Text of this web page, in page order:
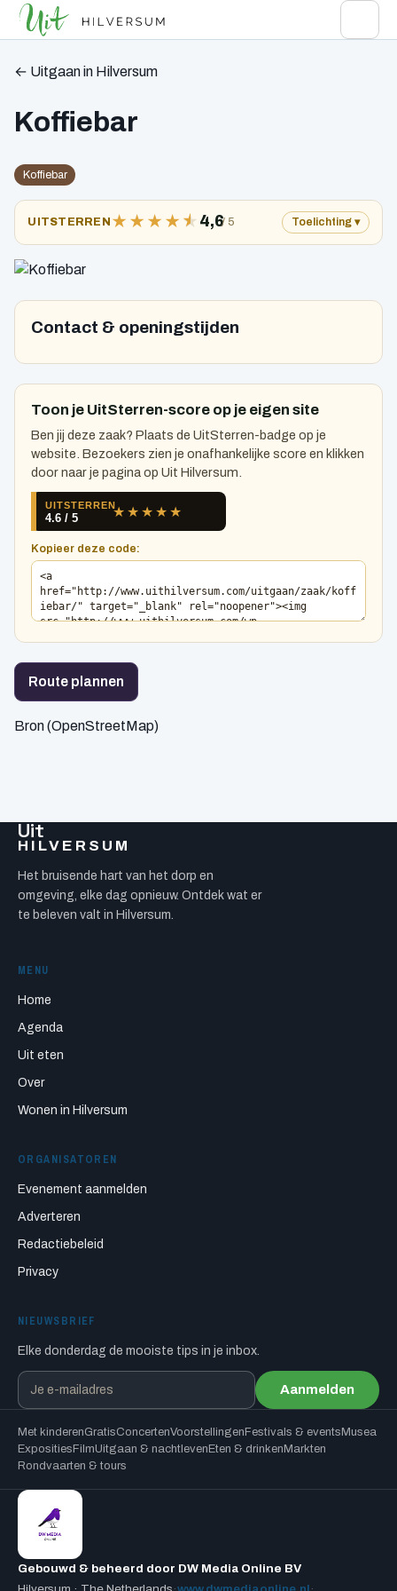
← Uitgaan in Hilversum
Koffiebar
Koffiebar
UITSTERREN ★ ★ ★ ★ ★ 4,6/ 5 Toelichting
Contact & openingstijden
Toon je UitSterren-score op je eigen site
Ben jij deze zaak? Plaats de UitSterren-badge op je
website. Bezoekers zien je onafhankelijke score en klikken
door naar je pagina op Uit Hilversum.
Kopieer deze code:
Route plannen
Bron (OpenStreetMap)
Uit
HILVERSUM
Het bruisende hart van het dorp en
omgeving, elke dag opnieuw. Ontdek wat er
te beleven valt in Hilversum.
MENU
Home
Agenda
Uit eten
Over
Wonen in Hilversum
ORGANISATOREN
Evenement aanmelden
Adverteren
Redactiebeleid
Privacy
NIEUWSBRIEF
Elke donderdag de mooiste tips in je inbox.
Aanmelden
Met kinderenGratisConcertenVoorstellingen Festivals & events Musea
Exposities FilmUitgaan & nachtleven Eten & drinken Markten
Rondvaarten & tours
Gebouwd & beheerd door DW Media Online BV